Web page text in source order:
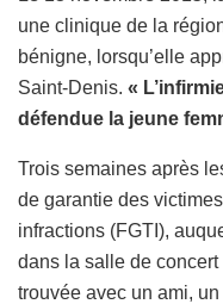
une clinique de la
bénigne, lorsqu’elle
Saint-Denis. «
défendue la jeune
Trois semaines après
de garantie des
infractions (FGTI),
dans la salle de
trouvée avec un ami,